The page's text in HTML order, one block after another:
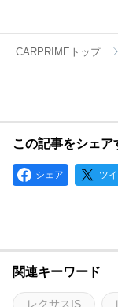
CARPRIMEトップ
この記事をシェア
シェア ツ
関連キーワード
レクサスIS